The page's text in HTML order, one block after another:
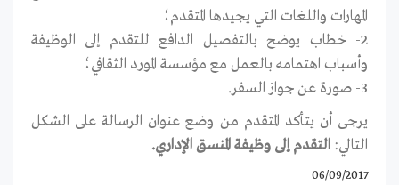
المهارات واللغات التي يجيدها المتقدم؛
2- خطاب يوضح بالتفصيل الدافع للتقدم إلى الوظيفة
وأسباب اهتمامه بالعمل مع مؤسسة المورد الثقافي؛
3- صورة عن جواز السفر.
يرجى أن يتأكد المتقدم من وضع عنوان الرسالة على الشكل
التالي: التقدم إلى وظيفة المنسق الإداري.
06/09/2017